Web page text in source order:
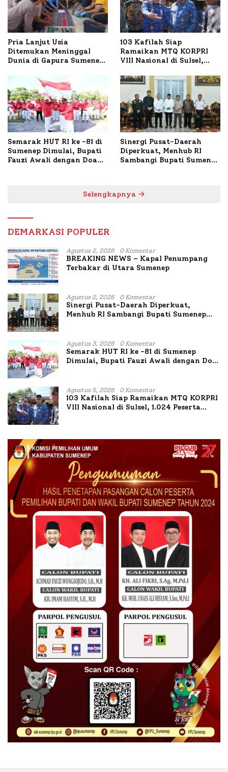
Pria Lanjut Usia
Ditemukan Meninggal
Dunia di Gapura Sumenep,
103 Kafilah Siap
Ramaikan MTQ KORPRI
VIII Nasional di Sulsel,
Semarak HUT RI ke -81 di
Sumenep Dimulai, Bupati
Fauzi Awali dengan Doa
Sinergi Pusat-Daerah
Diperkuat, Menhub RI
Sambangi Bupati Sumenep
Selengkapnya
DEMARKASI POPULER
Agustus 2, 2026 0 Komentar
BREAKING NEWS – Kapal Penumpang
Terbakar di Utara Sumenep
Agustus 2, 2026 0 Komentar
Sinergi Pusat-Daerah Diperkuat,
Menhub RI Sambangi Bupati Sumenep
Agustus 3, 2026 0 Komentar
Semarak HUT RI ke -81 di Sumenep
Dimulai, Bupati Fauzi Awali dengan Doa
Agustus 5, 2026 0 Komentar
103 Kafilah Siap Ramaikan MTQ KORPRI
VIII Nasional di Sulsel, 1.024 Peserta